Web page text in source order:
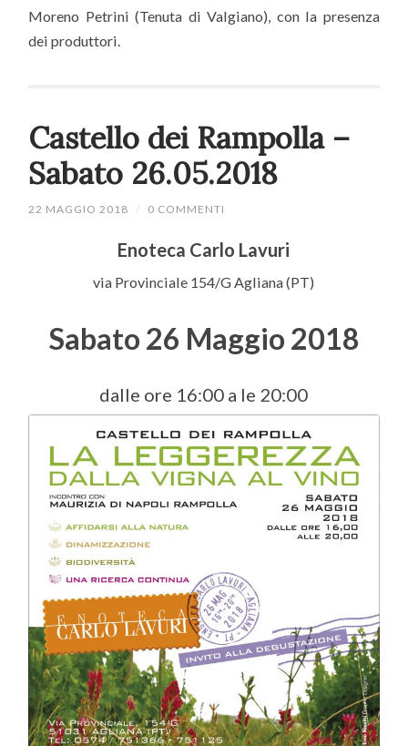
Moreno Petrini (Tenuta di Valgiano), con la presenza
dei produttori.
Castello dei Rampolla –
Sabato 26.05.2018
22 MAGGIO 2018 / 0 COMMENTI
Enoteca Carlo Lavuri
via Provinciale 154/G Agliana (PT)
Sabato 26 Maggio 2018
dalle ore 16:00 a le 20:00